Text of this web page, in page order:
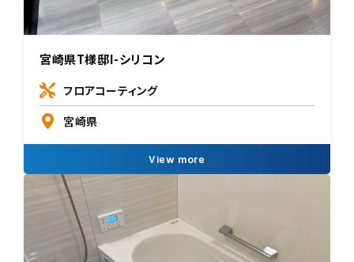
宮崎県T様邸I-シリコン
フロアコーティング
宮崎県
View more